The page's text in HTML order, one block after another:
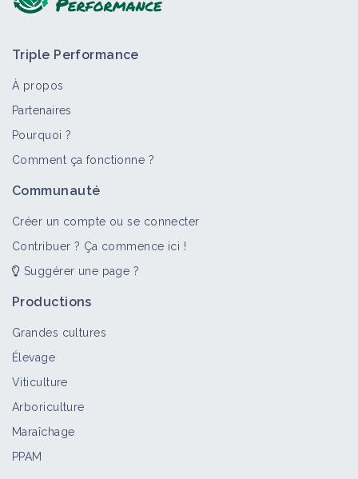
Triple Performance
À propos
Partenaires
Pourquoi ?
Comment ça fonctionne ?
Communauté
Créer un compte ou se connecter
Contribuer ? Ça commence ici !
Suggérer une page ?
Productions
Grandes cultures
Élevage
Viticulture
Arboriculture
Maraîchage
PPAM